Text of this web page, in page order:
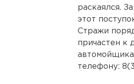
раскаялся.
этот
Стражи
причастен к
автомойщика
телефону: